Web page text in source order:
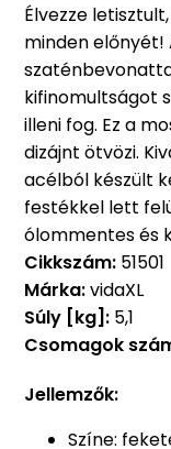
Élvezze
minden előnyét!
kifinomultságot
illeni fog. Ez a
dizájnt ötvözi.
acélból készült
festékkel lett
ólommentes és
Cikkszám: 51501
Márka:vidaXL
Súly [kg]: 5,1
Csomagok
Jellemzők:
Színe: